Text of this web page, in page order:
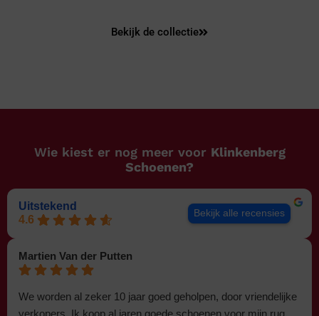
Bekijk de collectie
Wie kiest er nog meer voor Klinkenberg
Schoenen?
Uitstekend
4.6
Bekijk alle recensies
Martien Van der Putten
We worden al zeker 10 jaar goed geholpen, door vriendelijke
verkopers. Ik koop al jaren goede schoenen voor mijn rug.